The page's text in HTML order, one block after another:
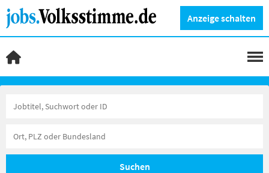
Anzeige schalten
Suchen